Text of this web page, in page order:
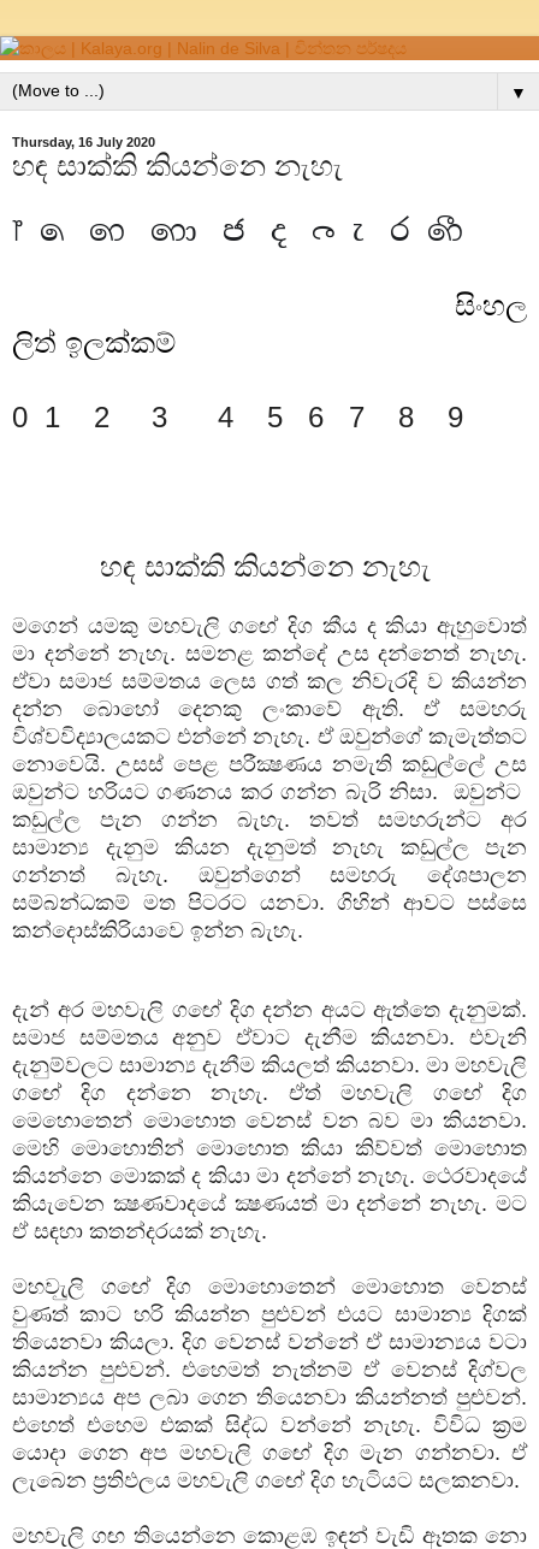
▼
Thursday, 16 July 2020
හඳ සාක්කි කියන්නෙ නැහැ
෦ ෧ ෨ ෩ ෪ ෫ ෬ ෭ ෮ ෯
සිංහල
ලිත් ඉලක්කම්
0 1 2 3 4 5 6 7 8 9
හඳ සාක්කි කියන්නෙ නැහැ
මගෙන් යමකු මහවැලි ගඟේ දිග කීය ද කියා ඇහුවොත්
මා දන්නේ නැහැ. සමනළ කන්දේ උස දන්නෙත් නැහැ.
ඒවා සමාජ සම්මතය ලෙස ගත් කල නිවැරදි ව කියන්න
දන්න බොහෝ දෙනකු ලංකාවේ ඇති. ඒ සමහරු
විශ්වවිද්‍යාලයකට එන්නේ නැහැ. ඒ ඔවුන්ගේ කැමැත්තට
නොවෙයි. උසස් පෙළ පරීක්‍ෂණය නමැති කඩුල්ලේ උස
ඔවුන්ට හරියට ගණනය කර ගන්න බැරි නිසා. ඔවුන්ට
කඩුල්ල පැන ගන්න බැහැ. තවත් සමහරුන්ට අර
සාමාන්‍ය දැනුම කියන දැනුමත් නැහැ කඩුල්ල පැන
ගන්නත් බැහැ. ඔවුන්ගෙන් සමහරු දේශපාලන
සම්බන්ධකම් මත පිටරට යනවා. ගිහින් ආවට පස්සෙ
කන්දොස්කිරියාවෙ ඉන්න බැහැ.
දැන් අර මහවැලි ගඟේ දිග දන්න අයට ඇත්තෙ දැනුමක්.
සමාජ සම්මතය අනුව ඒවාට දැනීම කියනවා. එවැනි
දැනුම්වලට සාමාන්‍ය දැනීම කියලත් කියනවා. මා මහවැලි
ගඟේ දිග දන්නෙ නැහැ. ඒත් මහවැලි ගඟේ දිග
මෙහොතෙන් මොහොත වෙනස් වන බව මා කියනවා.
මෙහි මොහොතින් මොහොත කියා කිව්වත් මොහොත
කියන්නෙ මොකක් ද කියා මා දන්නේ නැහැ. ථෙරවාදයේ
කියැවෙන ක්‍ෂණවාදයේ ක්‍ෂණයත් මා දන්නේ නැහැ. මට
ඒ සඳහා කතන්දරයක් නැහැ.
මහවැුලි ගඟේ දිග මොහොතෙන් මොහොත වෙනස්
වුණත් කාට හරි කියන්න පුළුවන් එයට සාමාන්‍ය දිගක්
තියෙනවා කියලා. දිග වෙනස් වන්නේ ඒ සාමාන්‍යය වටා
කියන්න පුළුවන්. එහෙමත් නැත්නම් ඒ වෙනස් දිග්වල
සාමාන්‍යය අප ලබා ගෙන තියෙනවා කියන්නත් පුළුවන්.
එහෙත් එහෙම එකක් සිද්ධ වන්නේ නැහැ. විවිධ ක්‍රම
යොදා ගෙන අප මහවැලි ගඟේ දිග මැන ගන්නවා. ඒ
ලැබෙන ප්‍රතිඵලය මහවැලි ගඟේ දිග හැටියට සලකනවා.
මහවැලි ගඟ තියෙන්නෙ කොළඹ ඉඳන් වැඩි ඈතක නො